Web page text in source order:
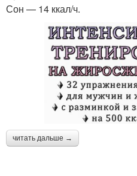
Сон — 14 ккал/ч.
читать дальше →